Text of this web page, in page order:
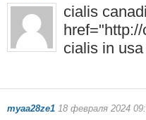
cialis
cialis in
myaa28ze1 18 февраля 2024